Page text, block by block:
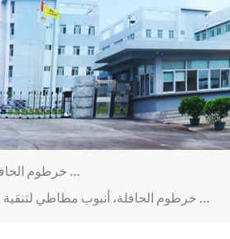
فاصل خرطوم الحافلة، أنبوب مطاطي لتنقية الهواء
فاصل خرطوم الحافلة، أنبوب مطاطي لتنقية الهواء